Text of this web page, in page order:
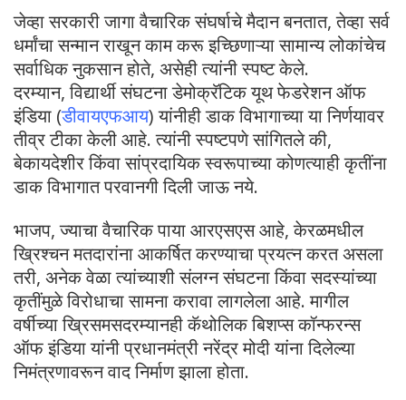
जेव्हा सरकारी जागा वैचारिक संघर्षाचे मैदान बनतात, तेव्हा सर्व
धर्मांचा सन्मान राखून काम करू इच्छिणाऱ्या सामान्य लोकांचेच
सर्वाधिक नुकसान होते, असेही त्यांनी स्पष्ट केले.
दरम्यान, विद्यार्थी संघटना डेमोक्रॅटिक यूथ फेडरेशन ऑफ
इंडिया (डीवायएफआय) यांनीही डाक विभागाच्या या निर्णयावर
तीव्र टीका केली आहे. त्यांनी स्पष्टपणे सांगितले की,
बेकायदेशीर किंवा सांप्रदायिक स्वरूपाच्या कोणत्याही कृतींना
डाक विभागात परवानगी दिली जाऊ नये.
भाजप, ज्याचा वैचारिक पाया आरएसएस आहे, केरळमधील
ख्रिश्चन मतदारांना आकर्षित करण्याचा प्रयत्न करत असला
तरी, अनेक वेळा त्यांच्याशी संलग्न संघटना किंवा सदस्यांच्या
कृतींमुळे विरोधाचा सामना करावा लागलेला आहे. मागील
वर्षीच्या ख्रिसमसदरम्यानही कॅथोलिक बिशप्स कॉन्फरन्स
ऑफ इंडिया यांनी प्रधानमंत्री नरेंद्र मोदी यांना दिलेल्या
निमंत्रणावरून वाद निर्माण झाला होता.